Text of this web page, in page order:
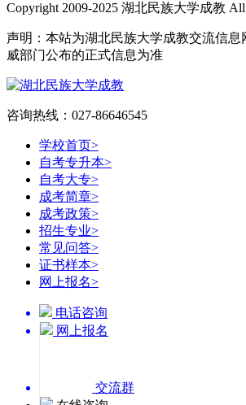
Copyright 2009-2025 湖北民族大学成教 All
声明：本站为湖北民族大学成教交流信息
威部门公布的正式信息为准
咨询热线：027-86646545
学校首页>
自考专升本>
自考大专>
成考简章>
成考政策>
招生专业>
常见问答>
证书样本>
网上报名>
电话咨询
网上报名
交流群